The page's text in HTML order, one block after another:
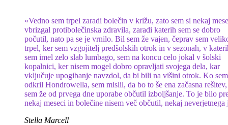
«Vedno sem trpel zaradi bolečin v križu, zato sem si nekaj
vbrizgal protibolečinska zdravila, zaradi katerih sem se dobro
počutil, nato pa se je vrnilo. Bil sem že vajen, čeprav sem
trpel, ker sem vzgojitelj predšolskih otrok in v sezonah, v
sem imel zelo slab lumbago, sem na koncu celo jokal v šolski
kopalnici, ker nisem mogel dobro opravljati svojega dela, kar
vključuje upogibanje navzdol, da bi bili na višini otrok. Ko sem
odkril Hondrowella, sem mislil, da bo to še ena začasna rešitev,
sem že od prvega dne uporabe občutil izboljšanje. To je bilo
nekaj meseci in bolečine nisem več občutil, nekaj neverjetnega
Stella Marcell